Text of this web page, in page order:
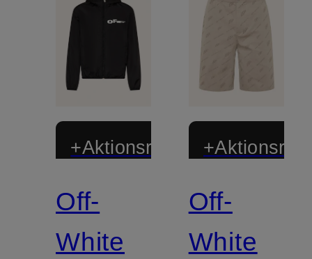
+Aktionsrabatt
Off-
White
Off-
White